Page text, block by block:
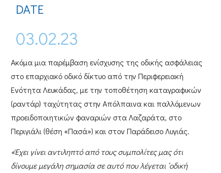
DATE
03.02.23
Ακόμα μια παρέμβαση ενίσχυσης της οδικής ασφάλειας
στο επαρχιακό οδικό δίκτυο από τηνΠεριφερειακή
Ενότητα Λευκάδας, με την τοποθέτηση καταγραφικών
(ραντάρ) ταχύτητας στηνΑπόλπαινακαι παλλόμενων
προειδοποιητικών φαναριών σταΛαζαράτα, στο
Περιγιάλι (θέση «Πασά») και στονΠαράδεισο Λυγιάς.
«Έχει γίνει αντιληπτό από τους συμπολίτες μας ότι
δίνουμε μεγάλη σημασία σε αυτό που λέγεται ‘οδική